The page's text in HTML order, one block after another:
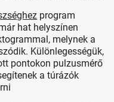
program
hat helyszínen
melynek a
Különlegességük,
pontokon pulzusmérő
a túrázók